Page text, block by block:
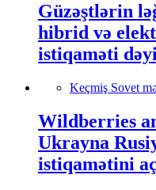
Güzəştlərin
hibrid və
istiqaməti
Keçmiş Sovet
Wildberries
Ukrayna
istiqamətini